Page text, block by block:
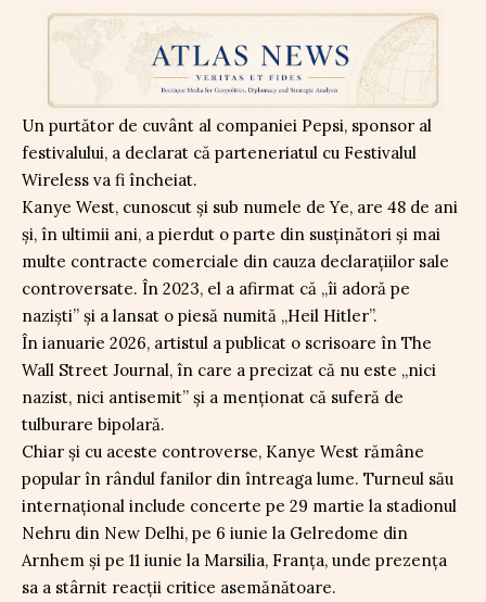
Un purtător de cuvânt al companiei Pepsi, sponsor al
festivalului, a declarat că parteneriatul cu Festivalul
Wireless va fi încheiat.
Kanye West, cunoscut și sub numele de Ye, are 48 de ani
și, în ultimii ani, a pierdut o parte din susținători și mai
multe contracte comerciale din cauza declarațiilor sale
controversate. În 2023, el a afirmat că „îi adoră pe
naziști” și a lansat o piesă numită „Heil Hitler”.
În ianuarie 2026, artistul a publicat o scrisoare în The
Wall Street Journal, în care a precizat că nu este „nici
nazist, nici antisemit” și a menționat că suferă de
tulburare bipolară.
Chiar și cu aceste controverse, Kanye West rămâne
popular în rândul fanilor din întreaga lume. Turneul său
internațional include concerte pe 29 martie la stadionul
Nehru din New Delhi, pe 6 iunie la Gelredome din
Arnhem și pe 11 iunie la Marsilia, Franța, unde prezența
sa a stârnit reacții critice asemănătoare.